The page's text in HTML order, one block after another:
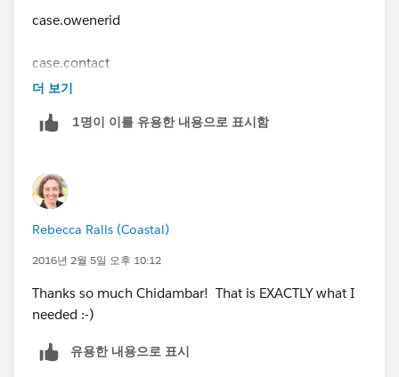
case.owenerid
case.contact
then you can use those values to create your task
Makes sense?
더 보기
1명이 이를 유용한 내용으로 표시함
Rebecca Ralls (Coastal)
2016년 2월 5일 오후 10:12
Thanks so much Chidambar! That is EXACTLY what I
needed :-)
유용한 내용으로 표시